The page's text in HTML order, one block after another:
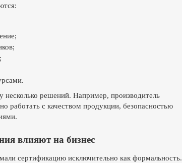
несколько решений. Например, производитель
работать с качеством продукции, безопасностью
влияют на бизнес
сертификацию исключительно как формальность.